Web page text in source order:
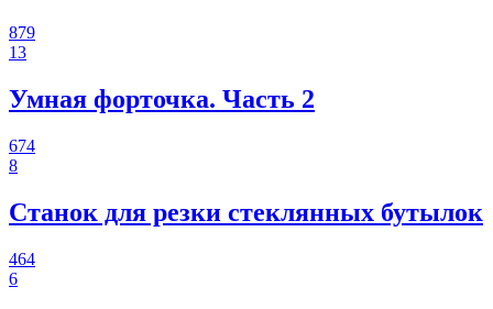
879
13
Умная форточка. Часть 2
674
8
Станок для резки стеклянных бутылок
464
6